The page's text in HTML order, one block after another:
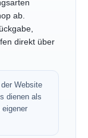
ab.
direkt über
Website
dienen als